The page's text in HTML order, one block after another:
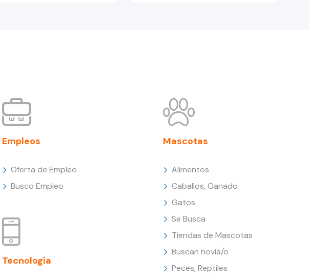
Empleos
Oferta de Empleo
Busco Empleo
Tecnología
Mascotas
Alimentos
Caballos, Ganado
Gatos
Se Busca
Tiendas de Mascotas
Buscan novia/o
Peces, Reptiles